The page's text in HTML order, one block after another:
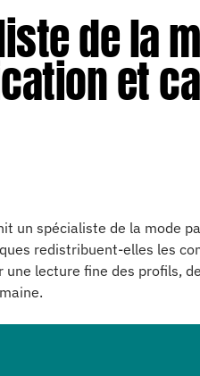
de la
et
un spécialiste de la mode
redistribuent-elles les
une lecture fine des profils,